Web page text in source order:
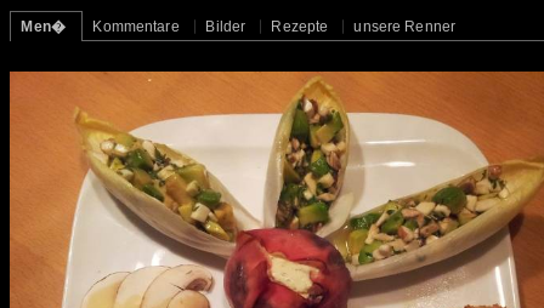
Men� Kommentare Bilder Rezepte unsere Renner